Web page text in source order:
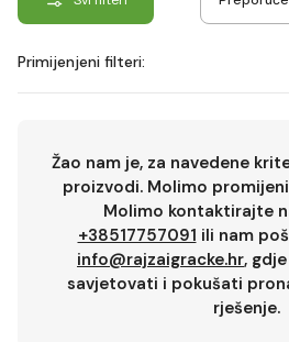
Primijenjeni filteri:
Žao nam je, za navedene
proizvodi. Molimo
Molimo kontaktirajte
+38517757091 ili nam
info@rajzaigracke.hr,
savjetovati i pokušati
rješenje.